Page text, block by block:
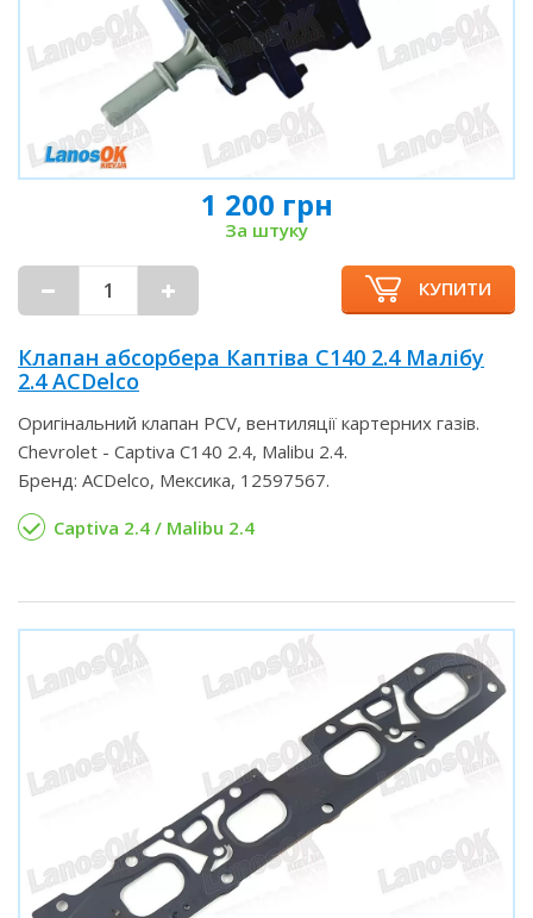
1 200 грн
За штуку
КУПИТИ
Клапан абсорбера Каптіва С140 2.4 Малібу
2.4 ACDelco
Оригінальний клапан PCV, вентиляції картерних газів.
Chevrolet - Captiva C140 2.4, Malibu 2.4.
Бренд: ACDelco, Мексика, 12597567.
Captiva 2.4 / Malibu 2.4